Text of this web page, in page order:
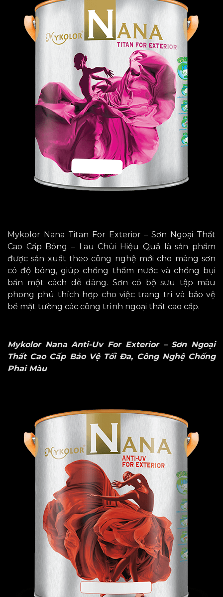
Mykolor Nana Titan For Exterior – Sơn Ngoại Thất
Cao Cấp Bóng – Lau Chùi Hiệu Quả là sản phẩm
được sản xuất theo công nghệ mới cho màng sơn
có độ bóng, giúp chống thấm nước và chống bụi
bẩn một cách dễ dàng. Sơn có bộ sưu tập màu
phong phú thích hợp cho việc trang trí và bảo vệ
bề mặt tường các công trình ngoại thất cao cấp.
Mykolor Nana Anti-Uv For Exterior – Sơn Ngoại
Thất Cao Cấp Bảo Vệ Tối Đa, Công Nghệ Chống
Phai Màu